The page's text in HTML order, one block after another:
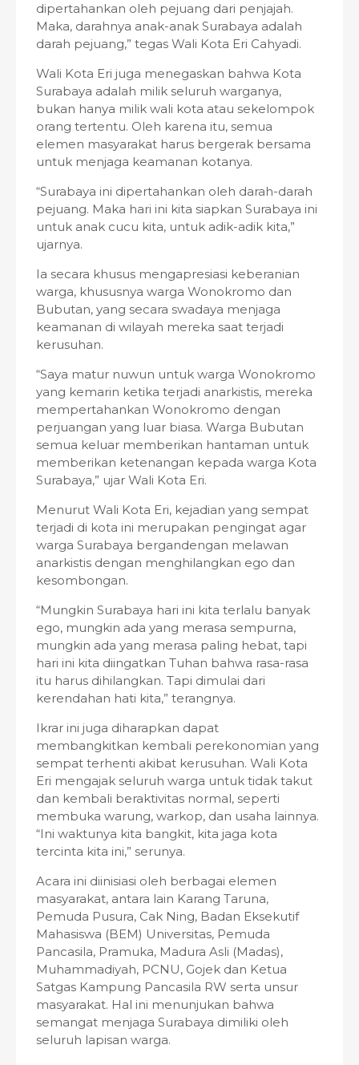
dipertahankan oleh pejuang dari penjajah.
Maka, darahnya anak-anak Surabaya adalah
darah pejuang,” tegas Wali Kota Eri Cahyadi.
Wali Kota Eri juga menegaskan bahwa Kota
Surabaya adalah milik seluruh warganya,
bukan hanya milik wali kota atau sekelompok
orang tertentu. Oleh karena itu, semua
elemen masyarakat harus bergerak bersama
untuk menjaga keamanan kotanya.
“Surabaya ini dipertahankan oleh darah-darah
pejuang. Maka hari ini kita siapkan Surabaya ini
untuk anak cucu kita, untuk adik-adik kita,”
ujarnya.
Ia secara khusus mengapresiasi keberanian
warga, khususnya warga Wonokromo dan
Bubutan, yang secara swadaya menjaga
keamanan di wilayah mereka saat terjadi
kerusuhan.
“Saya matur nuwun untuk warga Wonokromo
yang kemarin ketika terjadi anarkistis, mereka
mempertahankan Wonokromo dengan
perjuangan yang luar biasa. Warga Bubutan
semua keluar memberikan hantaman untuk
memberikan ketenangan kepada warga Kota
Surabaya,” ujar Wali Kota Eri.
Menurut Wali Kota Eri, kejadian yang sempat
terjadi di kota ini merupakan pengingat agar
warga Surabaya bergandengan melawan
anarkistis dengan menghilangkan ego dan
kesombongan.
“Mungkin Surabaya hari ini kita terlalu banyak
ego, mungkin ada yang merasa sempurna,
mungkin ada yang merasa paling hebat, tapi
hari ini kita diingatkan Tuhan bahwa rasa-rasa
itu harus dihilangkan. Tapi dimulai dari
kerendahan hati kita,” terangnya.
Ikrar ini juga diharapkan dapat
membangkitkan kembali perekonomian yang
sempat terhenti akibat kerusuhan. Wali Kota
Eri mengajak seluruh warga untuk tidak takut
dan kembali beraktivitas normal, seperti
membuka warung, warkop, dan usaha lainnya.
“Ini waktunya kita bangkit, kita jaga kota
tercinta kita ini,” serunya.
Acara ini diinisiasi oleh berbagai elemen
masyarakat, antara lain Karang Taruna,
Pemuda Pusura, Cak Ning, Badan Eksekutif
Mahasiswa (BEM) Universitas, Pemuda
Pancasila, Pramuka, Madura Asli (Madas),
Muhammadiyah, PCNU, Gojek dan Ketua
Satgas Kampung Pancasila RW serta unsur
masyarakat. Hal ini menunjukan bahwa
semangat menjaga Surabaya dimiliki oleh
seluruh lapisan warga.